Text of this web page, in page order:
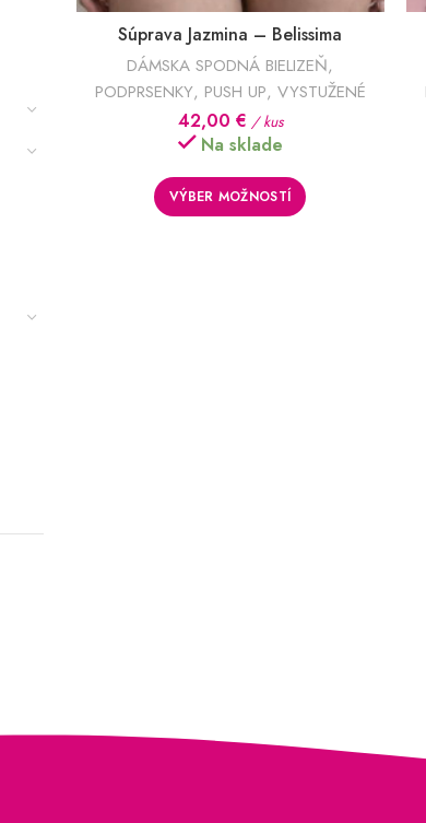
Súprava Jazmina – Belissima
DÁMSKA SPODNÁ BIELIZEŇ,
PODPRSENKY, PUSH UP, VYSTUŽENÉ
42,00 € / kus
Na sklade
VÝBER MOŽNOSTÍ